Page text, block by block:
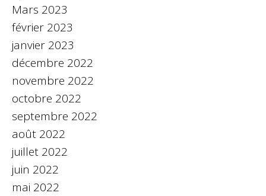
Mars 2023
février 2023
janvier 2023
décembre 2022
novembre 2022
octobre 2022
septembre 2022
août 2022
juillet 2022
juin 2022
mai 2022